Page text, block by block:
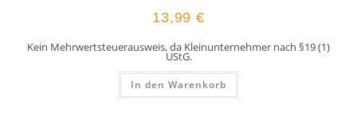
13,99€
Kein Mehrwertsteuerausweis, da Kleinunternehmer nach §19 (1)
UStG.
In den Warenkorb